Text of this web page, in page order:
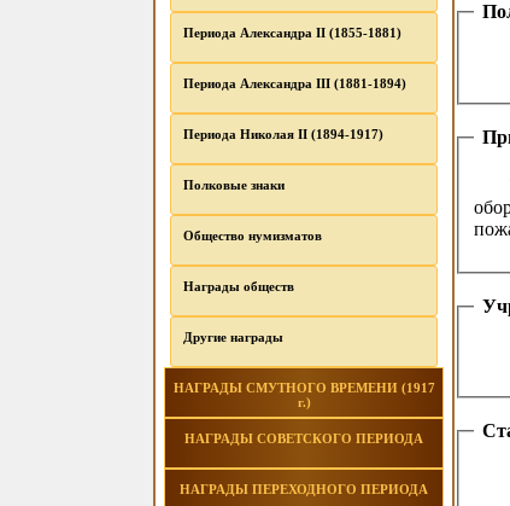
Периода Александра II (1855-1881)
Периода Александра III (1881-1894)
Периода Николая II (1894-1917)
Полковые знаки
Общество нумизматов
Награды обществ
Другие награды
НАГРАДЫ СМУТНОГО ВРЕМЕНИ (1917
г.)
НАГРАДЫ СОВЕТСКОГО ПЕРИОДА
НАГРАДЫ ПЕРЕХОДНОГО ПЕРИОДА